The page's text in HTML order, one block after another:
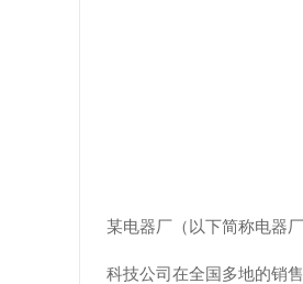
某电器厂（以下简称电器
科技公司在全国多地的销